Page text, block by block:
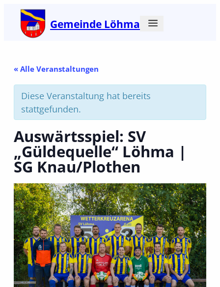
Gemeinde Löhma
« Alle Veranstaltungen
Diese Veranstaltung hat bereits
stattgefunden.
Auswärtsspiel: SV
„Güldequelle“ Löhma |
SG Knau/Plothen